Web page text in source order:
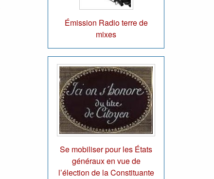
Émission Radio terre de
mixes
Se mobiliser pour les États
généraux en vue de
l’élection de la Constituante